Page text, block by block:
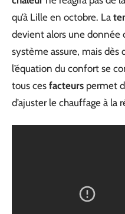
qu’à Lille en octobre. La
devient alors une donnée
système assure, mais dès
l’équation du confort se
tous ces facteurs permet
d’ajuster le chauffage à la